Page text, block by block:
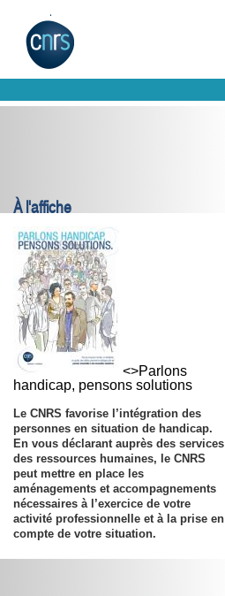
À l'affiche
<>Parlons
handicap, pensons solutions
Le CNRS favorise l’intégration des
personnes en situation de handicap.
En vous déclarant auprès des services
des ressources humaines, le CNRS
peut mettre en place les
aménagements et accompagnements
nécessaires à l’exercice de votre
activité professionnelle et à la prise en
compte de votre situation.